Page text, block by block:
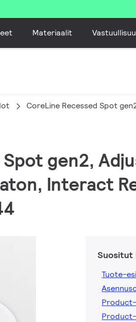
Materiaalit
CoreLine Recessed Spot
gen2,
Interact
Suositut
Tuote-
Product-
Product-